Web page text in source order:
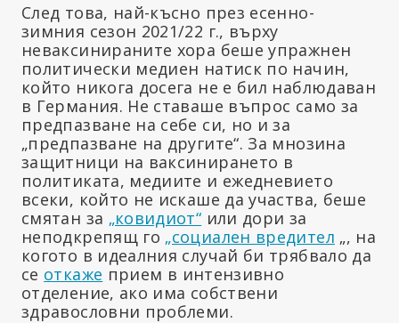
След това, най-късно през есенно-
зимния сезон 2021/22 г., върху
неваксинираните хора беше упражнен
политически медиен натиск по начин,
който никога досега не е бил наблюдаван
в Германия. Не ставаше въпрос само за
предпазване на себе си, но и за
„предпазване на другите“. За мнозина
защитници на ваксинирането в
политиката, медиите и ежедневието
всеки, който не искаше да участва, беше
смятан за „ковидиот“ или дори за
неподкрепящ го „социален вредител „, на
когото в идеалния случай би трябвало да
се откаже прием в интензивно
отделение, ако има собствени
здравословни проблеми.